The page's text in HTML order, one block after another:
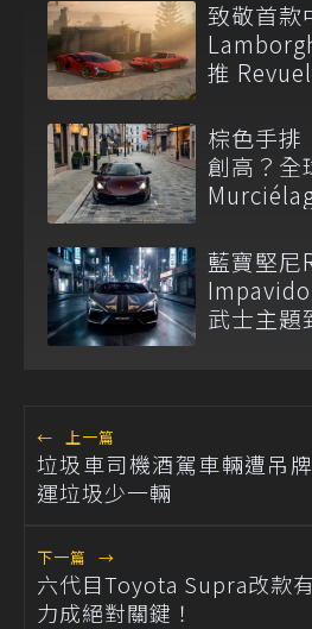
致敬首款
推
棕色手排
創高？全
藍寶堅尼
武士主題
← 上一篇
垃圾車司機酒駕車輛遭吊
運垃圾少一輛
下一篇 →
六代目Toyota Supra改款
力成絕對關鍵！